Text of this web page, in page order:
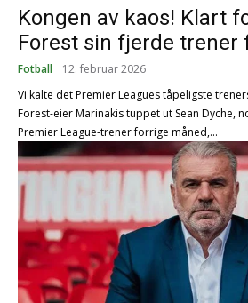
Kongen av kaos! Klart
Forest sin fjerde trener
Fotball 12. februar 2026
Vi kalte det Premier Leagues tåpeligste
Forest-eier Marinakis tuppet ut Sean Dyche,
Premier League-trener forrige måned,...